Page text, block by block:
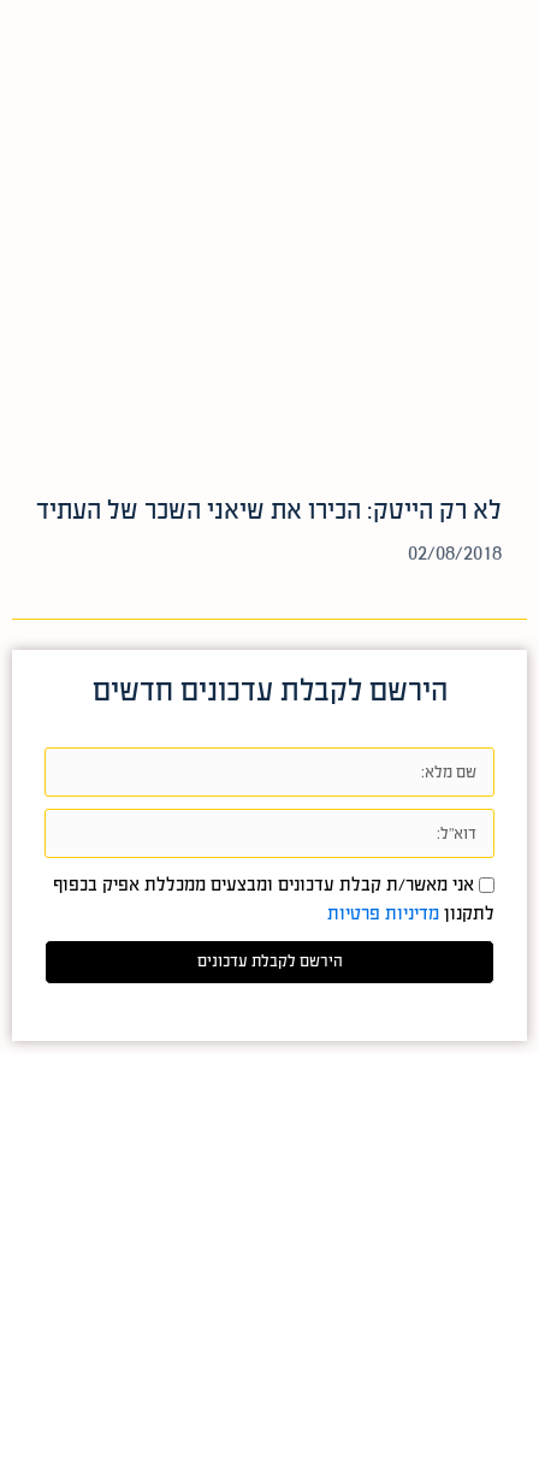
לא רק הייטק: הכירו את שיאני השכר של העתיד
02/08/2018
הירשם לקבלת עדכונים חדשים
אני מאשר/ת קבלת עדכונים ומבצעים ממכללת אפיק בכפוף
לתקנון מדיניות פרטיות
הירשם לקבלת עדכונים